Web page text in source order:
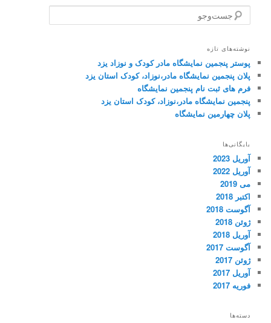
س
و
و
نوشته‌های تازه
پوستر پنجمین نمایشگاه مادر کودک و نوزاد یزد
پلان پنجمین نمایشگاه مادر،نوزاد، کودک استان یزد
فرم های ثبت نام پنجمین نمایشگاه
پنجمین نمایشگاه مادر،نوزاد، کودک استان یزد
پلان چهارمین نمایشگاه
بایگانی‌ها
آوریل 2023
آوریل 2022
می 2019
اکتبر 2018
آگوست 2018
ژوئن 2018
آوریل 2018
آگوست 2017
ژوئن 2017
آوریل 2017
فوریه 2017
دسته‌ها